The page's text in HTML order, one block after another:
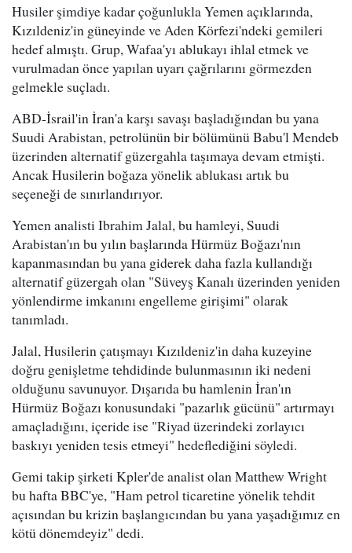
Husiler şimdiye kadar çoğunlukla Yemen açıklarında,
Kızıldeniz'in güneyinde ve Aden Körfezi'ndeki gemileri
hedef almıştı. Grup, Wafaa'yı ablukayı ihlal etmek ve
vurulmadan önce yapılan uyarı çağrılarını görmezden
gelmekle suçladı.
ABD-İsrail'in İran'a karşı savaşı başladığından bu yana
Suudi Arabistan, petrolünün bir bölümünü Babu'l Mendeb
üzerinden alternatif güzergahla taşımaya devam etmişti.
Ancak Husilerin boğaza yönelik ablukası artık bu
seçeneği de sınırlandırıyor.
Yemen analisti Ibrahim Jalal, bu hamleyi, Suudi
Arabistan'ın bu yılın başlarında Hürmüz Boğazı'nın
kapanmasından bu yana giderek daha fazla kullandığı
alternatif güzergah olan "Süveyş Kanalı üzerinden yeniden
yönlendirme imkanını engelleme girişimi" olarak
tanımladı.
Jalal, Husilerin çatışmayı Kızıldeniz'in daha kuzeyine
doğru genişletme tehdidinde bulunmasının iki nedeni
olduğunu savunuyor. Dışarıda bu hamlenin İran'ın
Hürmüz Boğazı konusundaki "pazarlık gücünü" artırmayı
amaçladığını, içeride ise "Riyad üzerindeki zorlayıcı
baskıyı yeniden tesis etmeyi" hedeflediğini söyledi.
Gemi takip şirketi Kpler'de analist olan Matthew Wright
bu hafta BBC'ye, "Ham petrol ticaretine yönelik tehdit
açısından bu krizin başlangıcından bu yana yaşadığımız en
kötü dönemdeyiz" dedi.